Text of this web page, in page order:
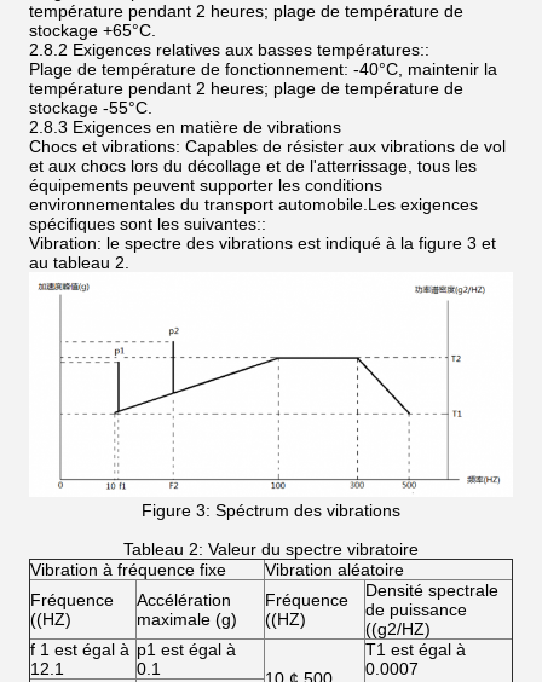
température pendant 2 heures; plage de température de
stockage +65°C.
2.8.2 Exigences relatives aux basses températures::
Plage de température de fonctionnement: -40°C, maintenir la
température pendant 2 heures; plage de température de
stockage -55°C.
2.8.3 Exigences en matière de vibrations
Chocs et vibrations: Capables de résister aux vibrations de vol
et aux chocs lors du décollage et de l'atterrissage, tous les
équipements peuvent supporter les conditions
environnementales du transport automobile.Les exigences
spécifiques sont les suivantes::
Vibration: le spectre des vibrations est indiqué à la figure 3 et
au tableau 2.
Figure 3: Spéctrum des vibrations
Tableau 2: Valeur du spectre vibratoire
Vibration à fréquence fixe
Vibration aléatoire
Fréquence
((HZ)
Accélération
maximale (g)
Fréquence
((HZ)
Densité spectrale
de puissance
((g2/HZ)
f 1 est égal à
12.1
p1 est égal à
0.1
10 ¢ 500
T1 est égal à
0.0007